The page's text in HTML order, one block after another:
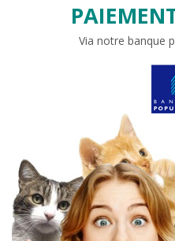
Via notre banque